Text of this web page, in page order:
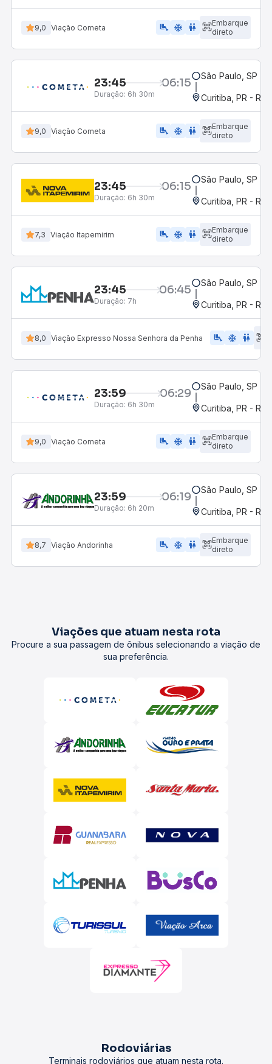
9,0 Viação Cometa airline_seat_legroom_extra ac_unit WC
Embarque
direto
23:45 06:15
Duração: 6h 30m
São Paulo, SP -
Curitiba, PR -
9,0 Viação Cometa airline_seat_legroom_extra ac_unit WC
Embarque
direto
23:45 06:15
Duração: 6h 30m
São Paulo, SP -
Curitiba, PR -
7,3 Viação Itapemirim airline_seat_legroom_extra ac_unit WC
Embarque
direto
23:45 06:45
Duração: 7h
São Paulo, SP -
Curitiba, PR -
8,0 Viação Expresso Nossa Senhora da Penha airline_seat_legroom_extra ac_unit WC
23:59 06:29
Duração: 6h 30m
São Paulo, SP -
Curitiba, PR -
9,0 Viação Cometa airline_seat_legroom_extra ac_unit WC
Embarque
direto
23:59 06:19
Duração: 6h 20m
São Paulo, SP -
Curitiba, PR -
8,7 Viação Andorinha airline_seat_legroom_extra ac_unit wc
Embarque
direto
Viações que atuam nesta rota
Procure a sua passagem de ônibus selecionando a viação de
sua preferência.
Rodoviárias
Terminais rodoviários que atuam nesta rota.